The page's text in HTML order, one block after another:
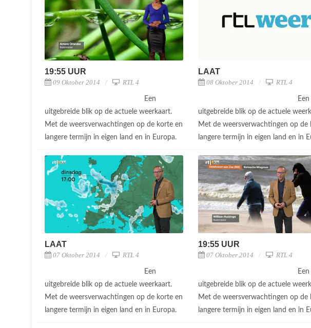
19:55 UUR
09 Oktober 2014 RTL 4
Een
uitgebreide blik op de actuele weerkaart.
Met de weersverwachtingen op de korte en
langere termijn in eigen land en in Europa.
LAAT
08 Oktober 2014 RTL 4
Een
uitgebreide blik op de actuele
Met de weersverwachtingen op de
langere termijn in eigen land en in
LAAT
07 Oktober 2014 RTL 4
Een
uitgebreide blik op de actuele weerkaart.
Met de weersverwachtingen op de korte en
langere termijn in eigen land en in Europa.
19:55 UUR
07 Oktober 2014 RTL 4
Een
uitgebreide blik op de actuele
Met de weersverwachtingen op de
langere termijn in eigen land en in